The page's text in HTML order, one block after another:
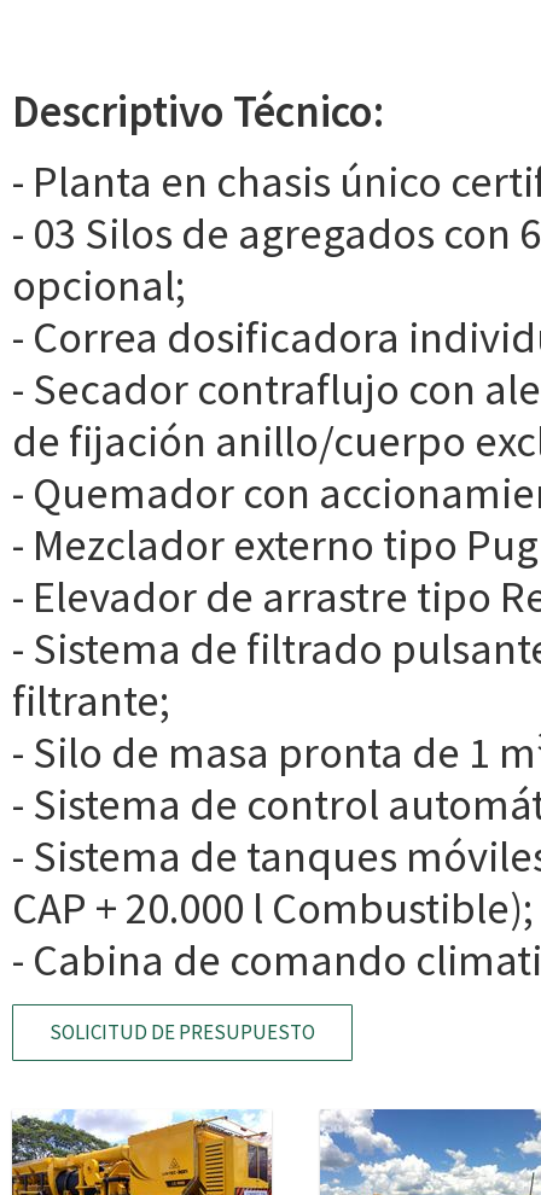
Descriptivo Técnico:
- Planta en chasis único
- 03 Silos de agregados con
opcional;
- Correa dosificadora
- Secador contraflujo con
de fijación anillo/cuerpo
- Quemador con
- Mezclador externo tipo
- Elevador de arrastre tipo
- Sistema de filtrado
filtrante;
- Silo de masa pronta de 1
- Sistema de control
- Sistema de tanques
CAP + 20.000 l Combustible);
- Cabina de comando
SOLICITUD DE PRESUPUESTO